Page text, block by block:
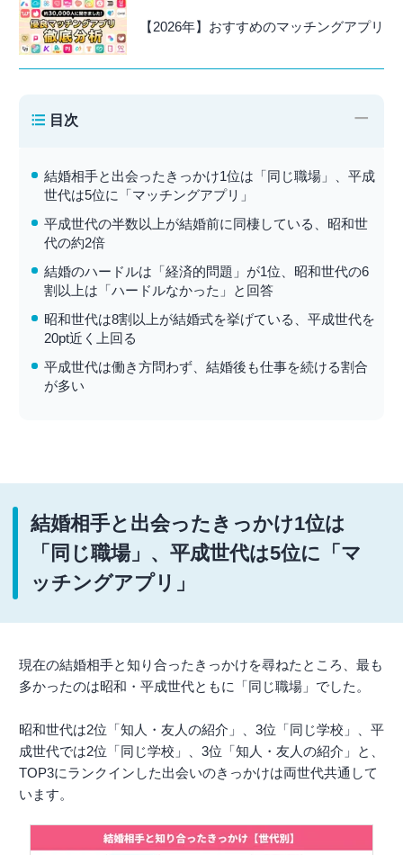
【2026年】おすすめのマッチングアプリ
目次 −
結婚相手と出会ったきっかけ1位は「同じ職場」、平成
世代は5位に「マッチングアプリ」
平成世代の半数以上が結婚前に同棲している、昭和世
代の約2倍
結婚のハードルは「経済的問題」が1位、昭和世代の6
割以上は「ハードルなかった」と回答
昭和世代は8割以上が結婚式を挙げている、平成世代を
20pt近く上回る
平成世代は働き方問わず、結婚後も仕事を続ける割合
が多い
結婚相手と出会ったきっかけ1位は
「同じ職場」、平成世代は5位に「マ
ッチングアプリ」
現在の結婚相手と知り合ったきっかけを尋ねたところ、最も
多かったのは昭和・平成世代ともに「同じ職場」でした。
昭和世代は2位「知人・友人の紹介」、3位「同じ学校」、平
成世代では2位「同じ学校」、3位「知人・友人の紹介」と、
TOP3にランクインした出会いのきっかけは両世代共通して
います。